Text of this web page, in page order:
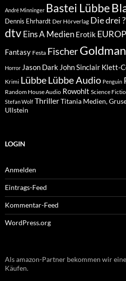
André Minninger Bastei Lübbe
Dennis Ehrhardt Der Hörverlag Die drei
dtvEins A Medien Erotik
Fantasy Festa Fischer
Horror Jason Dark John Sinclair Klett-
Krimi LübbeLübbe Audio Penguin
Random House Audio Rowohlt Science
Stefan Wolf ThrillerTitania Medien,
Ullstein
LOGIN
Anmelden
Eintrags-Feed
Kommentar-Feed
WordPress.org
Als amazon-Partner bekommen wir
Käufen.